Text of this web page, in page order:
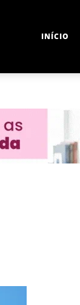
INÍCIO